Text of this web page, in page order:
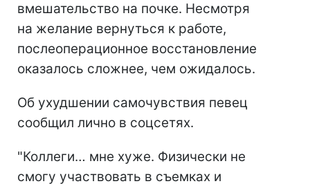
вмешательство на почке. Несмотря
на желание вернуться к работе,
послеоперационное восстановление
оказалось сложнее, чем ожидалось.
Об ухудшении самочувствия певец
сообщил лично в соцсетях.
"Коллеги… мне хуже. Физически не
смогу участвовать в съемках и